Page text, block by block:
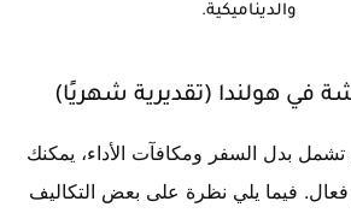
والديناميكية.
في هولندا (تقديرية شهريًا)
تشمل بدل السفر ومكافآت الأداء، يمكنك
فعال. فيما يلي نظرة على بعض التكاليف